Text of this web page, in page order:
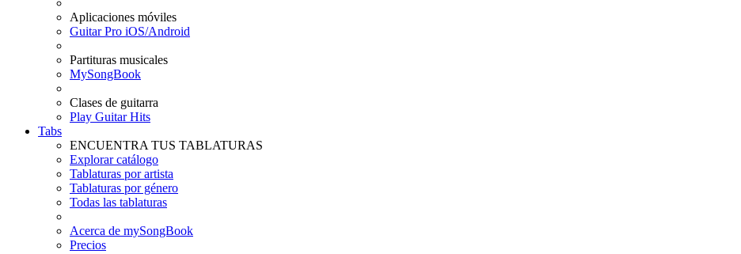
Aplicaciones móviles
Guitar Pro iOS/Android
Partituras musicales
MySongBook
Clases de guitarra
Play Guitar Hits
Tabs
ENCUENTRA TUS TABLATURAS
Explorar catálogo
Tablaturas por artista
Tablaturas por género
Todas las tablaturas
Acerca de mySongBook
Precios